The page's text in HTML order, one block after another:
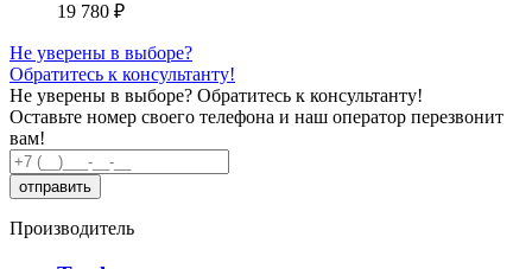
19 780 ₽
Не уверены в выборе?
Обратитесь к консультанту!
Не уверены в выборе? Обратитесь к консультанту!
Оставьте номер своего телефона и наш оператор перезвонит
вам!
Производитель